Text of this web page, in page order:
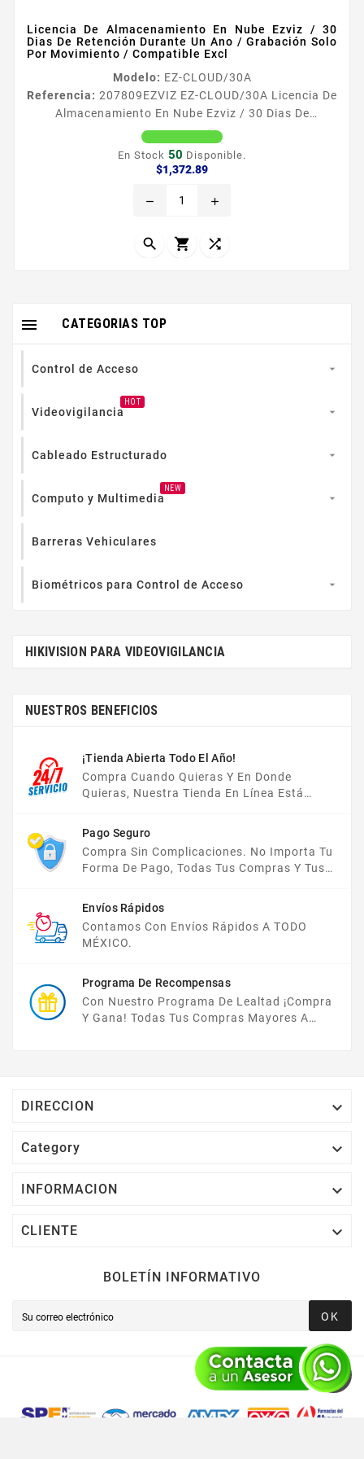
Licencia De Almacenamiento En Nube Ezviz / 30
Dias De Retención Durante Un Ano / Grabación Solo
Por Movimiento / Compatible Excl
Modelo: EZ-CLOUD/30A
Referencia: 207809EZVIZ EZ-CLOUD/30A Licencia De
Almacenamiento En Nube Ezviz / 30 Dias De
Retención Durante Un Ano / Grabación Solo Por
Movimiento / Compatible Excl Caracteristicas 30 Dias
de grabacioacuten durante un antildeo
movimiento Elija el plan que mejor se le acomode
comparta videos de forma segura Alta...
En Stock 50 Disponible.
$1,372.89Precio
remove add
  
CATEGORIAS TOP

Control de Acceso 
Videovigilancia
HOT

Cableado Estructurado 
Computo y Multimedia
NEW

Barreras Vehiculares
Biométricos para Control de Acceso 
HIKIVISION PARA VIDEOVIGILANCIA
NUESTROS BENEFICIOS
¡Tienda Abierta Todo El Año!
Compra Cuando Quieras Y En Donde
Quieras, Nuestra Tienda En Línea Está
La Semana.
Pago Seguro
Compra Sin Complicaciones. No Importa Tu
Forma De Pago, Todas Tus Compras Y Tus
Envíos Rápidos
Contamos Con Envíos Rápidos A TODO
MÉXICO.
Programa De Recompensas
Con Nuestro Programa De Lealtad ¡compra
Y Gana! Todas Tus Compras Mayores A
DIRECCION 
Category 
INFORMACION 
CLIENTE 
BOLETÍN INFORMATIVO
OK